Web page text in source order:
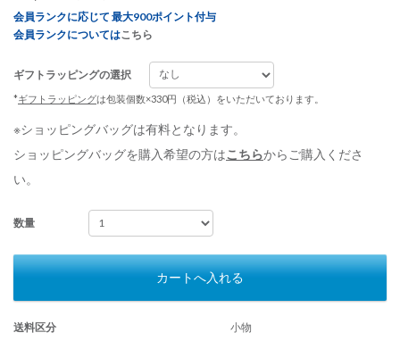
会員ランクに応じて 最大900ポイント付与
会員ランクについてはこちら
ギフトラッピングの選択
*ギフトラッピングは包装個数×330円（税込）をいただいております。
※ショッピングバッグは有料となります。
ショッピングバッグを購入希望の方はこちらからご購入くださ
い。
数量
カートへ入れる
送料区分
小物